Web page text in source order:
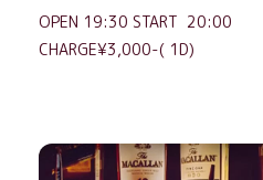
OPEN 19:30 START 20:00
CHARGE¥3,000-( 1D)